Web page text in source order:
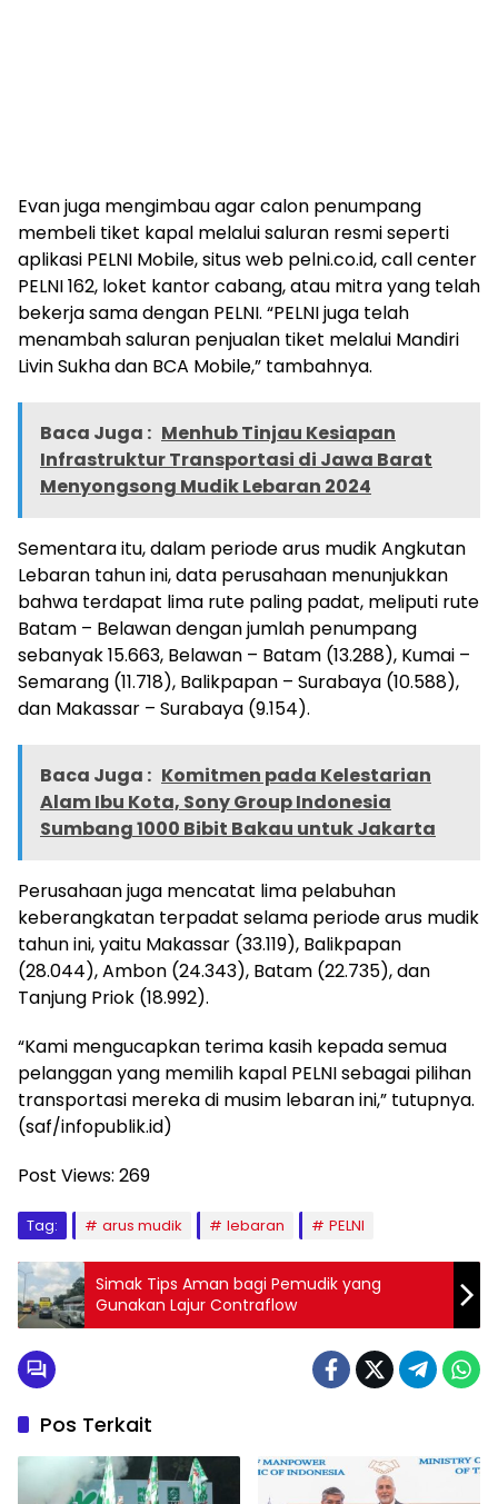
Evan juga mengimbau agar calon penumpang
membeli tiket kapal melalui saluran resmi seperti
aplikasi PELNI Mobile, situs web pelni.co.id, call center
PELNI 162, loket kantor cabang, atau mitra yang telah
bekerja sama dengan PELNI. “PELNI juga telah
menambah saluran penjualan tiket melalui Mandiri
Livin Sukha dan BCA Mobile,” tambahnya.
Baca Juga : Menhub Tinjau Kesiapan
Infrastruktur Transportasi di Jawa Barat
Menyongsong Mudik Lebaran 2024
Sementara itu, dalam periode arus mudik Angkutan
Lebaran tahun ini, data perusahaan menunjukkan
bahwa terdapat lima rute paling padat, meliputi rute
Batam – Belawan dengan jumlah penumpang
sebanyak 15.663, Belawan – Batam (13.288), Kumai –
Semarang (11.718), Balikpapan – Surabaya (10.588),
dan Makassar – Surabaya (9.154).
Baca Juga : Komitmen pada Kelestarian
Alam Ibu Kota, Sony Group Indonesia
Sumbang 1000 Bibit Bakau untuk Jakarta
Perusahaan juga mencatat lima pelabuhan
keberangkatan terpadat selama periode arus mudik
tahun ini, yaitu Makassar (33.119), Balikpapan
(28.044), Ambon (24.343), Batam (22.735), dan
Tanjung Priok (18.992).
“Kami mengucapkan terima kasih kepada semua
pelanggan yang memilih kapal PELNI sebagai pilihan
transportasi mereka di musim lebaran ini,” tutupnya.
(saf/infopublik.id)
Post Views: 269
Tag: arus mudik lebaran PELNI
Simak Tips Aman bagi Pemudik yang
Gunakan Lajur Contraflow
Pos Terkait